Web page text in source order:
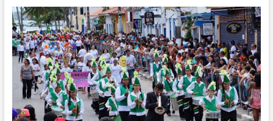
prepara
mês
de
festas
com
shows
e
atrações